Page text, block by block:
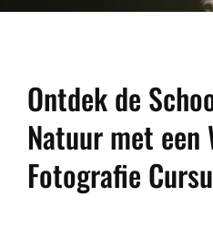
Ontdek de
Natuur met
Fotografie